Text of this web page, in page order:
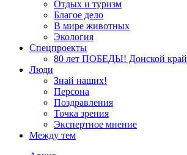
Отдых и туризм
Благое дело
В мире животных
Экология
Спецпроекты
80 лет ПОБЕДЫ! Донской край
Люди
Знай наших!
Персона
Поздравления
Точка зрения
Экспертное мнение
Между тем